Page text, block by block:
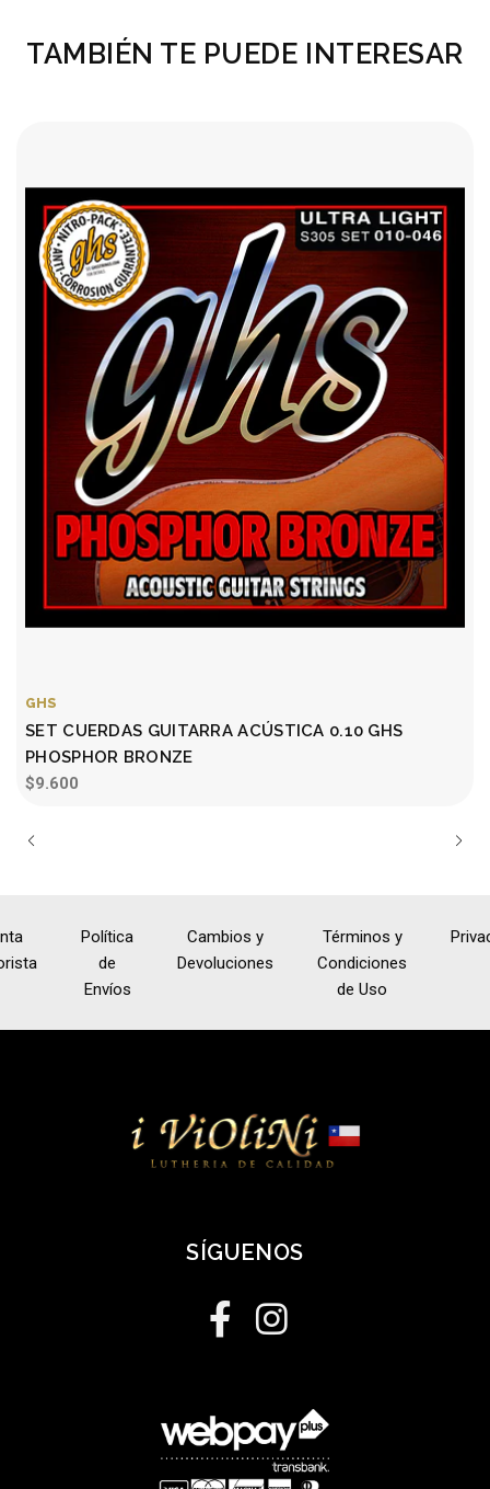
TAMBIÉN TE PUEDE INTERESAR
GHS
SET CUERDAS GUITARRA ACÚSTICA 0.10 GHS
PHOSPHOR BRONZE
$9.600
Política
de
Envíos
Cambios y
Devoluciones
Términos y
Condiciones
de Uso
SÍGUENOS